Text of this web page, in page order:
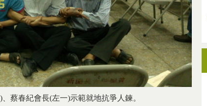
蔡春紀會長(左一)示範就地抗爭人鍊。